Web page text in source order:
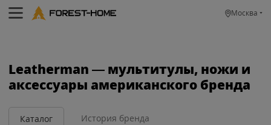
Москва
Leatherman — мультитулы, ножи и
аксессуары американского бренда
Каталог История бренда